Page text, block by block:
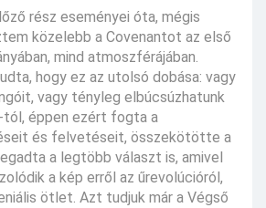
rész eseményei óta, mégis
közelebb a Covenantot az első
mind atmoszférájában.
hogy ez az utolsó dobása: vagy
vagy tényleg elbúcsúzhatunk
tól, éppen ezért fogta a
és felvetéseit, összekötötte a
a legtöbb választ is, amivel
a kép erről az űrevolúcióról,
ötlet. Azt tudjuk már a Végső